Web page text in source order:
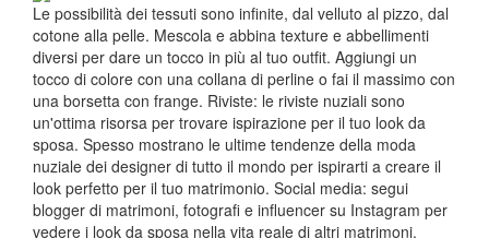
Le possibilità dei tessuti sono infinite, dal velluto al pizzo, dal
cotone alla pelle. Mescola e abbina texture e abbellimenti
diversi per dare un tocco in più al tuo outfit. Aggiungi un
tocco di colore con una collana di perline o fai il massimo con
una borsetta con frange. Riviste: le riviste nuziali sono
un'ottima risorsa per trovare ispirazione per il tuo look da
sposa. Spesso mostrano le ultime tendenze della moda
nuziale dei designer di tutto il mondo per ispirarti a creare il
look perfetto per il tuo matrimonio. Social media: segui
blogger di matrimoni, fotografi e influencer su Instagram per
vedere i look da sposa nella vita reale di altri matrimoni.